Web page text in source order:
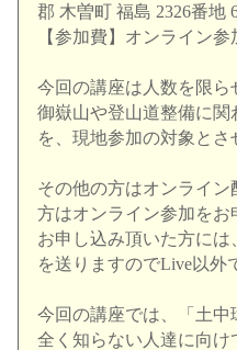
郡 木曽町 福島 2326番地 6
【参加費】オンライン参
今回の講座は人数を限ら
御嶽山や登山道整備に
を、現地参加の対象とさ
その他の方はオンライ
方はオンライン参加をお
お申し込み頂いた方には
を送りますのでLive以外
今回の講座では、「土中
全く知らない人達に向け